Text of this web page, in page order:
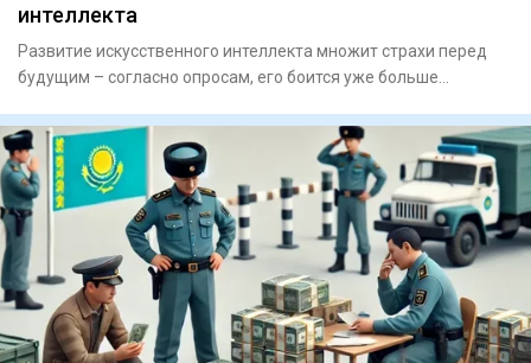
интеллекта
Развитие искусственного интеллекта множит страхи перед
будущим – согласно опросам, его боится уже больше